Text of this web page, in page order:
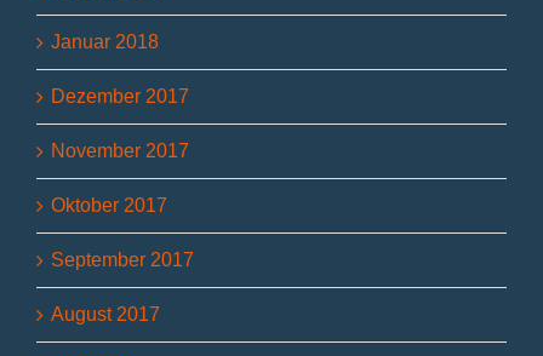
Januar 2018
Dezember 2017
November 2017
Oktober 2017
September 2017
August 2017